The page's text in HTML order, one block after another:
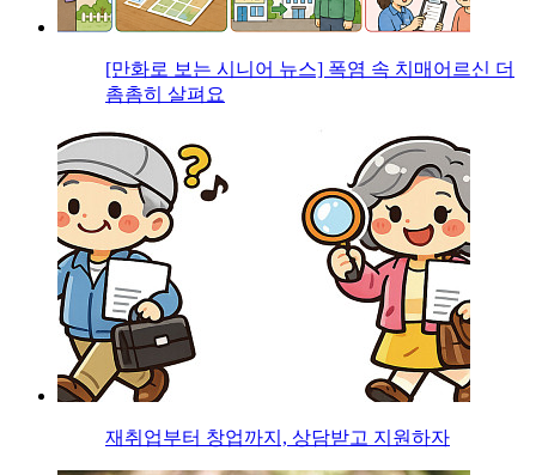
[만화로 보는 시니어 뉴스] 폭염 속 치매어르신 더
촘촘히 살펴요
재취업부터 창업까지, 상담받고 지원하자